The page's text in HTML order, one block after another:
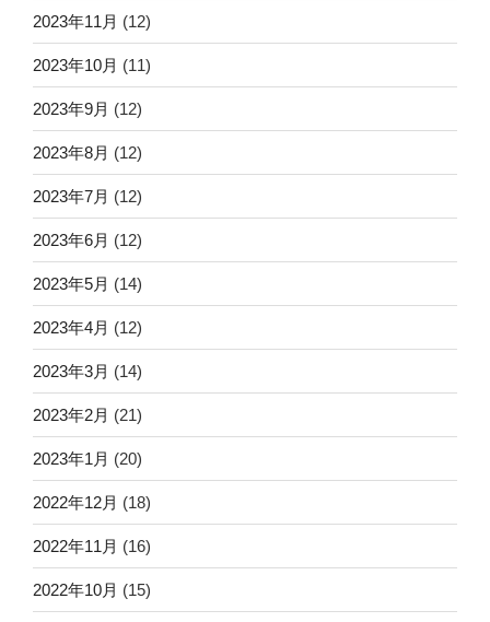
2023年11月 (12)
2023年10月 (11)
2023年9月 (12)
2023年8月 (12)
2023年7月 (12)
2023年6月 (12)
2023年5月 (14)
2023年4月 (12)
2023年3月 (14)
2023年2月 (21)
2023年1月 (20)
2022年12月 (18)
2022年11月 (16)
2022年10月 (15)